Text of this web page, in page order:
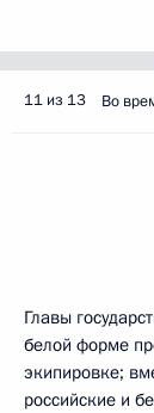
11 из 13 Во
Главы
белой форме
экипировке;
российские и